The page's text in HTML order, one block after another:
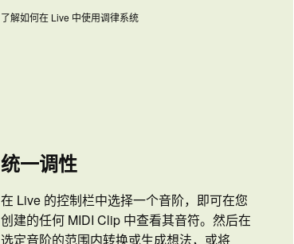
了解如何在 Live 中使用调律系统
统一调性
在 Live 的控制栏中选择一个音阶，即可在您
创建的任何 MIDI Clip 中查看其音符。然后在
选定音阶的范围内转换或生成想法，或将